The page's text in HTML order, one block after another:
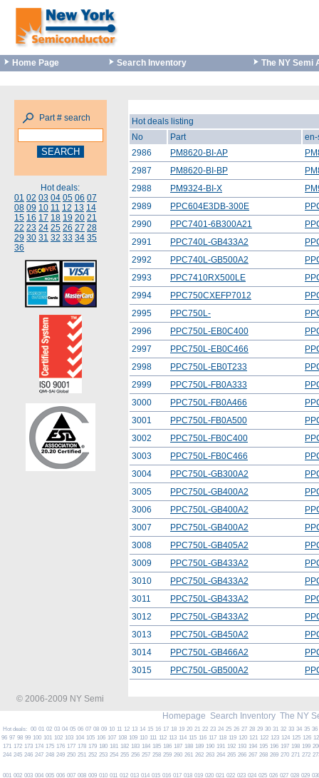
Home Page Search Inventory The NY Semi
Part # search
Hot deals:
01 02 03 04 05 06 07
08 09 10 11 12 13 14
15 16 17 18 19 20 21
22 23 24 25 26 27 28
29 30 31 32 33 34 35
36
Hot deals listing
No
Part
2986
PM8620-BI-AP
2987
PM8620-BI-BP
2988
PM9324-BI-X
2989
PPC604E3DB-300E
2990
PPC7401-6B300A21
2991
PPC740L-GB433A2
2992
PPC740L-GB500A2
2993
PPC7410RX500LE
2994
PPC750CXEFP7012
2995
PPC750L-
2996
PPC750L-EB0C400
2997
PPC750L-EB0C466
2998
PPC750L-EB0T233
2999
PPC750L-FB0A333
3000
PPC750L-FB0A466
3001
PPC750L-FB0A500
3002
PPC750L-FB0C400
3003
PPC750L-FB0C466
3004
PPC750L-GB300A2
3005
PPC750L-GB400A2
3006
PPC750L-GB400A2
3007
PPC750L-GB400A2
3008
PPC750L-GB405A2
3009
PPC750L-GB433A2
3010
PPC750L-GB433A2
3011
PPC750L-GB433A2
3012
PPC750L-GB433A2
3013
PPC750L-GB450A2
3014
PPC750L-GB466A2
3015
PPC750L-GB500A2
© 2006-2009 NY Semi
Homepage Search Inventory The NY
Hot deals: 00 01 02 03 04 05 06 07 08 09 10 11 12 13 14 15 16 17 18 19 20 21 22 23 24 25 26 27 28 29 30 31 32 33 34 35 36
96 97 98 99 100 101 102 103 104 105 106 107 108 109 110 111 112 113 114 115 116 117 118 119 120 121 122 123 124 125 126
171 172 173 174 175 176 177 178 179 180 181 182 183 184 185 186 187 188 189 190 191 192 193 194 195 196 197 198 199
244 245 246 247 248 249 250 251 252 253 254 255 256 257 258 259 260 261 262 263 264 265 266 267 268 269 270 271 272
001 002 003 004 005 006 007 008 009 010 011 012 013 014 015 016 017 018 019 020 021 022 023 024 025 026 027 028 029